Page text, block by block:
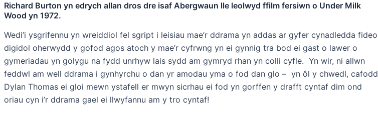
Richard Burton yn edrych allan dros dre isaf Abergwaun lle leolwyd ffilm fersiwn o Under Milk
Wood yn 1972.
Wedi’i ysgrifennu yn wreiddiol fel sgript i leisiau mae’r ddrama yn addas ar gyfer cynadledda fideo
digidol oherwydd y gofod agos atoch y mae’r cyfrwng yn ei gynnig tra bod ei gast o lawer o
gymeriadau yn golygu na fydd unrhyw lais sydd am gymryd rhan yn colli cyfle. Yn wir, ni allwn
feddwl am well ddrama i gynhyrchu o dan yr amodau yma o fod dan glo – yn ôl y chwedl, cafodd
Dylan Thomas ei gloi mewn ystafell er mwyn sicrhau ei fod yn gorffen y drafft cyntaf dim ond
oriau cyn i’r ddrama gael ei llwyfannu am y tro cyntaf!